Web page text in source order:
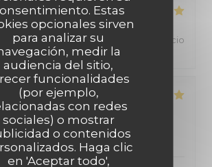
Estas
opcionales sirven
para analizar su
medir la
audiencia del sitio,
funcionalidades
(por ejemplo,
con redes
sociales) o mostrar
o contenidos
Haga clic
en 'Aceptar todo',
- Invitados 2
Ambiente : 5/5 Menú : 5/5
Calidad / Precio
- Invitados 2
Ambiente:4 /5 Menú:5/5